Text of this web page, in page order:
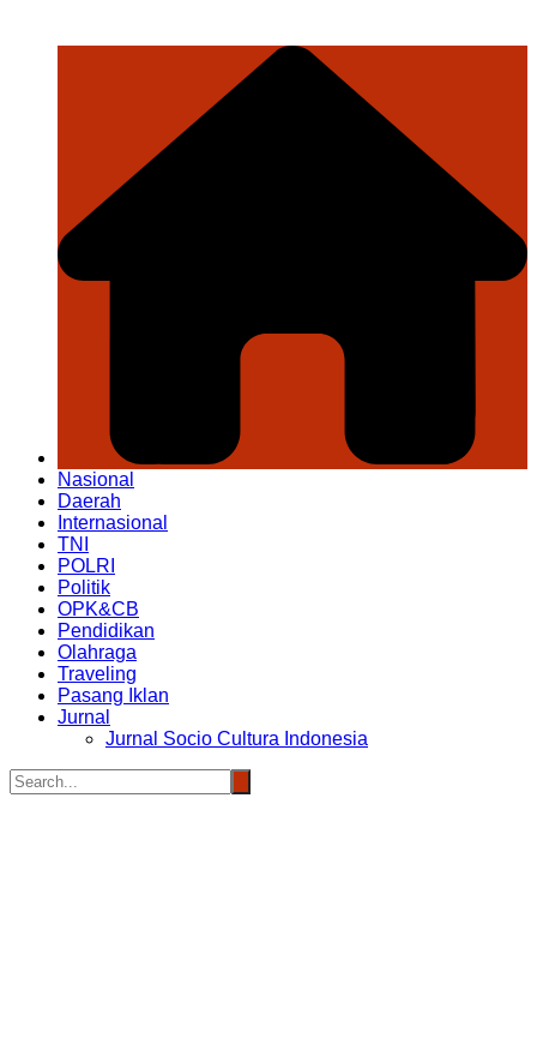
Nasional
Daerah
Internasional
TNI
POLRI
Politik
OPK&CB
Pendidikan
Olahraga
Traveling
Pasang Iklan
Jurnal
Jurnal Socio Cultura Indonesia